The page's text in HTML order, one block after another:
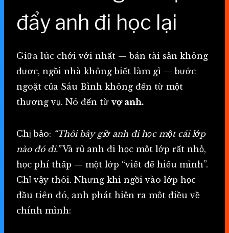
đẩy anh đi học lại
Giữa lúc chới với nhất — bán tài sản không
được, ngồi nhà không biết làm gì — bước
ngoặt của Sáu Bình không đến từ một
thương vụ. Nó đến từ vợ anh.
Chị bảo: “Thôi bây giờ anh đi học một cái lớp
nào đó đi.”Và rủ anh đi học một lớp rất nhỏ,
học phí thấp — một lớp “viết để hiểu mình”.
Chỉ vậy thôi. Nhưng khi ngồi vào lớp học
đầu tiên đó, anh phát hiện ra một điều về
chính mình: